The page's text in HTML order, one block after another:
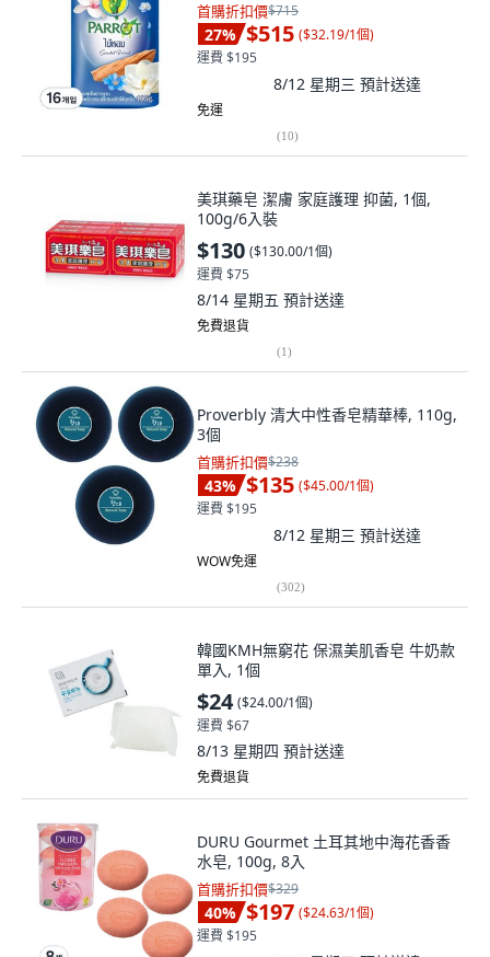
首購折扣價$715
27% $515 ($32.19/1個)
運費 $195
8/12 星期三 預計送達
免運
(10)
美琪藥皂 潔膚 家庭護理 抑菌, 1個,
100g/6入裝
$130 ($130.00/1個)
運費 $75
8/14 星期五 預計送達
免費退貨
(1)
Proverbly 清大中性香皂精華棒, 110g,
3個
首購折扣價$238
43% $135 ($45.00/1個)
運費 $195
8/12 星期三 預計送達
WOW免運
(302)
韓國KMH無窮花 保濕美肌香皂 牛奶款
單入, 1個
$24 ($24.00/1個)
運費 $67
8/13 星期四 預計送達
免費退貨
DURU Gourmet 土耳其地中海花香香
水皂, 100g, 8入
首購折扣價$329
40% $197 ($24.63/1個)
運費 $195